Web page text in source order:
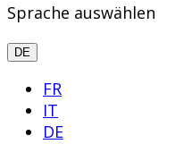
Sprache auswählen
DE
FR
IT
DE